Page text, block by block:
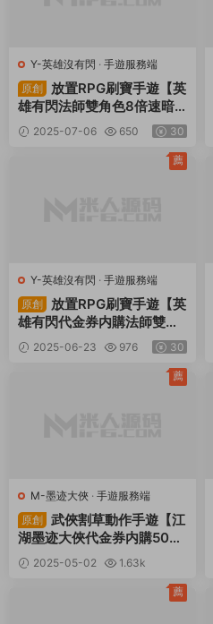
Y-英雄沒有閃 · 手遊服務端
原創
放置RPG刷寶手遊【英
雄有閃法師雙角色8倍速暗
能遺物修複版】Linux手工服
務端+本地注冊+加解密工具
+運維後台+管理後台+代理
2025-07-06 650 30
Y-英雄沒有閃 · 手遊服務端
原創
放置RPG刷寶手遊【英
雄有閃代金券内購法師雙角
色8倍速暗能修複版】Linux
手工服務端+本地注冊+加解
密工具+管理後台+代理後台
2025-06-23 976 30
薦
M-墨迹大俠 · 手遊服務端
原創
武俠割草動作手遊【江
湖墨迹大俠代金券内購500
級版】Linux手工服務端+本
地注冊驗證+CDK授權後台
2025-05-02
1.63k
薦
薦